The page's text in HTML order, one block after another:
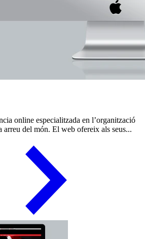
online especialitzada en l’organització
arreu del món. El web ofereix als seus...